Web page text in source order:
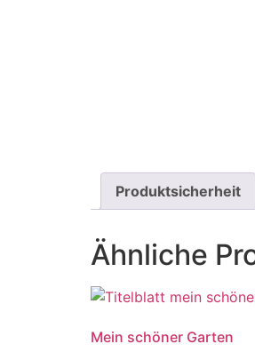
Produktsicherheit
Ähnliche
Mein schöner Garten